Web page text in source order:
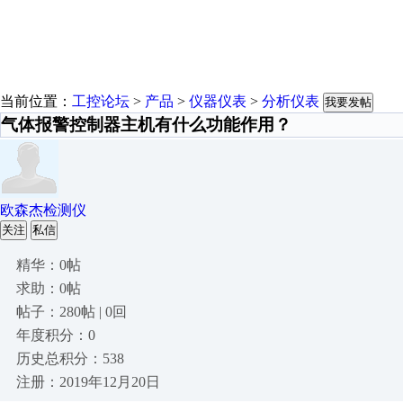
当前位置： 工控论坛 > 产品 > 仪器仪表 > 分析仪表 我要发帖
气体报警控制器主机有什么功能作用？
欧森杰检测仪
关注 私信
精华：0帖
求助：0帖
帖子：280帖 | 0回
年度积分：0
历史总积分：538
注册：2019年12月20日